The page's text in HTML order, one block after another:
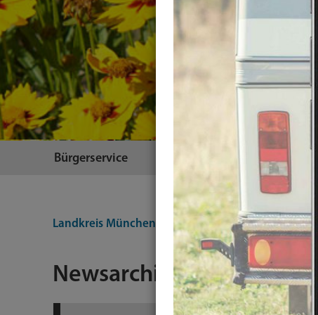
Bürgerservice Themen
Landkreis München Integration-Testing Plugins
Newsarchiv